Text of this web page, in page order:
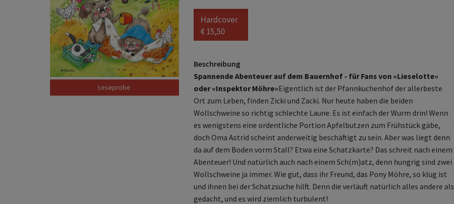
Leseprobe
Hardcover
€ 15,50
Beschreibung
Spannende Abenteuer auf dem Bauernhof - für Fans von «Lieselotte»
oder «Inspektor Möhre»Eigentlich ist der Pfannkuchenhof der allerbeste
Ort zum Leben, finden Zicki und Zacki. Nur heute haben die beiden
Wollschweine so richtig schlechte Laune. Es ist einfach der Wurm drin! Wenn
es wenigstens eine ordentliche Portion Apfelbutzen zum Frühstück gäbe,
doch Oma Astrid scheint anderweitig beschäftigt zu sein. Aber was liegt denn
da auf dem Boden vorm Stall? Etwa eine Schatzkarte? Das schreit nach einem
Abenteuer! Und natürlich auch nach einem Sch(m)atz, denn hungrig sind zwei
Wollschweine ja immer. Wie gut, dass ihr Freund, das Pony Möhre, so klug ist
und ihnen bei der Schatzsuche hilft. Denn die verläuft natürlich alles andere als
gedacht, und es wird ziemlich turbulent!